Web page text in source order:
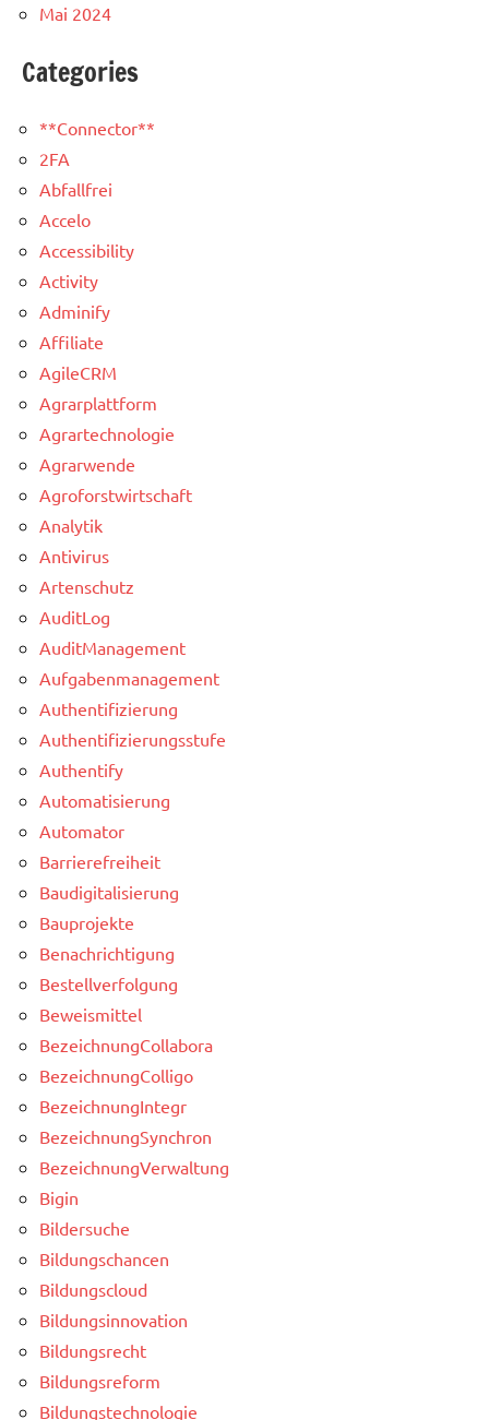
Mai 2024
Categories
**Connector**
2FA
Abfallfrei
Accelo
Accessibility
Activity
Adminify
Affiliate
AgileCRM
Agrarplattform
Agrartechnologie
Agrarwende
Agroforstwirtschaft
Analytik
Antivirus
Artenschutz
AuditLog
AuditManagement
Aufgabenmanagement
Authentifizierung
Authentifizierungsstufe
Authentify
Automatisierung
Automator
Barrierefreiheit
Baudigitalisierung
Bauprojekte
Benachrichtigung
Bestellverfolgung
Beweismittel
BezeichnungCollabora
BezeichnungColligo
BezeichnungIntegr
BezeichnungSynchron
BezeichnungVerwaltung
Bigin
Bildersuche
Bildungschancen
Bildungscloud
Bildungsinnovation
Bildungsrecht
Bildungsreform
Bildungstechnologie